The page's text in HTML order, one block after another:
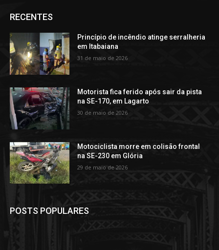
RECENTES
Princípio de incêndio atinge serralheria
em Itabaiana
31 de maio de 2026
Motorista fica ferido após sair da pista
na SE-170, em Lagarto
30 de maio de 2026
Motociclista morre em colisão frontal
na SE-230 em Glória
29 de maio de 2026
POSTS POPULARES